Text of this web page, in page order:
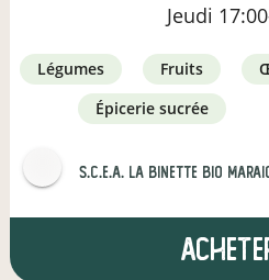
Jeudi
légumes fruits
épicerie sucrée
s.c.e.a. la binette bio